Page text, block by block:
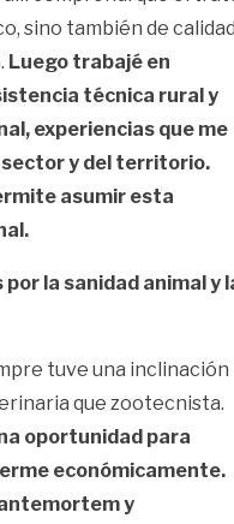
sino también de
Luego trabajé en
técnica rural y
experiencias que me
y del territorio.
asumir esta
la sanidad animal y
tuve una inclinación
que zootecnista.
oportunidad para
económicamente.
y